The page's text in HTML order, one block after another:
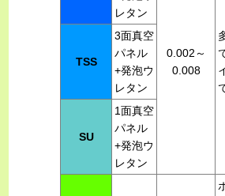
レタン
0.002～
0.008
TSS
3面真空
パネル
+発泡ウ
レタン
SU
1面真空
パネル
+発泡ウ
レタン